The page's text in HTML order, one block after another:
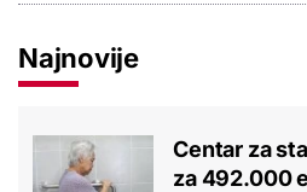
Najnovije
Centar za
za 492.000